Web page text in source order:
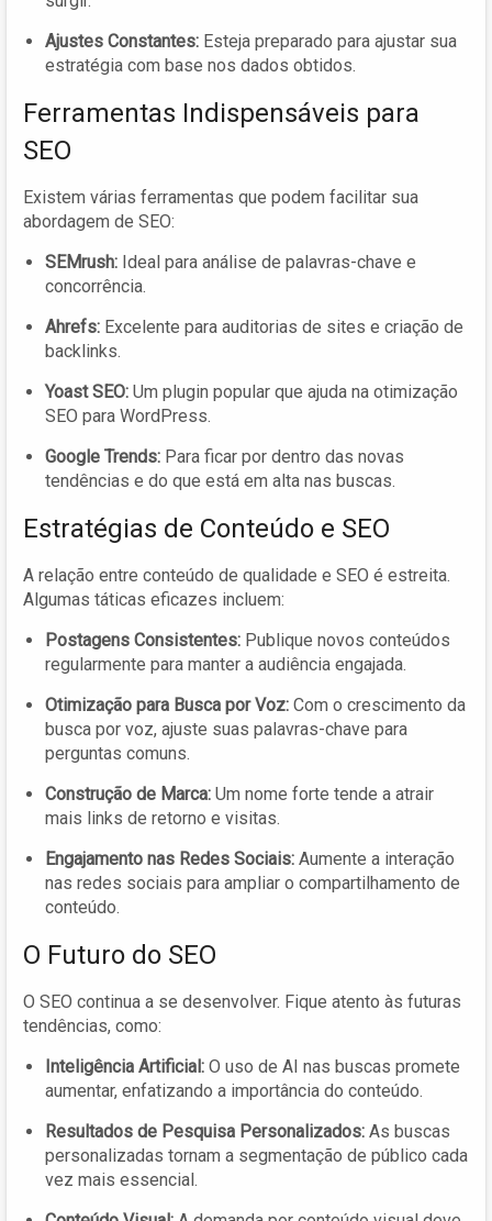
Ajustes Constantes: Esteja preparado para ajustar sua
estratégia com base nos dados obtidos.
Ferramentas Indispensáveis para
SEO
Existem várias ferramentas que podem facilitar sua
abordagem de SEO:
SEMrush: Ideal para análise de palavras-chave e
concorrência.
Ahrefs: Excelente para auditorias de sites e criação de
backlinks.
Yoast SEO: Um plugin popular que ajuda na otimização
SEO para WordPress.
Google Trends: Para ficar por dentro das novas
tendências e do que está em alta nas buscas.
Estratégias de Conteúdo e SEO
A relação entre conteúdo de qualidade e SEO é estreita.
Algumas táticas eficazes incluem:
Postagens Consistentes: Publique novos conteúdos
regularmente para manter a audiência engajada.
Otimização para Busca por Voz: Com o crescimento da
busca por voz, ajuste suas palavras-chave para
perguntas comuns.
Construção de Marca: Um nome forte tende a atrair
mais links de retorno e visitas.
Engajamento nas Redes Sociais: Aumente a interação
nas redes sociais para ampliar o compartilhamento de
conteúdo.
O Futuro do SEO
O SEO continua a se desenvolver. Fique atento às futuras
tendências, como:
Inteligência Artificial: O uso de AI nas buscas promete
aumentar, enfatizando a importância do conteúdo.
Resultados de Pesquisa Personalizados: As buscas
personalizadas tornam a segmentação de público cada
vez mais essencial.